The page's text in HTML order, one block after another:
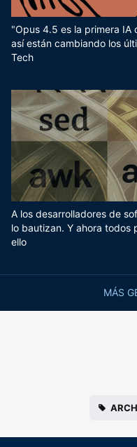
MÁS
"Opus 4.5 es la primera IA
así están cambiando los
Tech
A los desarrolladores de
lo bautizan. Y ahora todos
ello